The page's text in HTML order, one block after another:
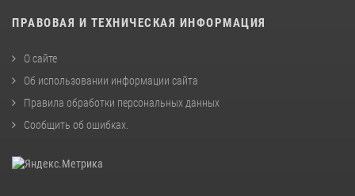
ПРАВОВАЯ И ТЕХНИЧЕСКАЯ ИНФОРМАЦИЯ
О сайте
Об использовании информации сайта
Правила обработки персональных данных
Сообщить об ошибках